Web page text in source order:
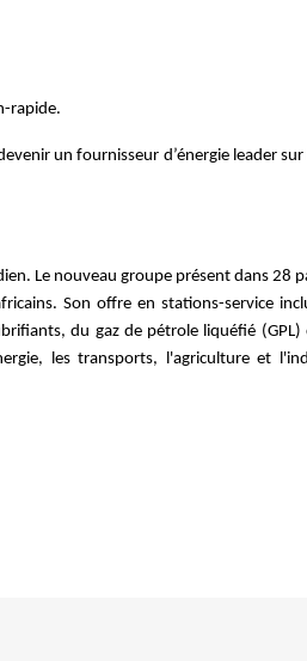
rapide.
un fournisseur d’énergie leader
Le nouveau groupe présent dans 28
Son offre en stations-service
du gaz de pétrole liquéfié (GPL)
les transports, l'agriculture et